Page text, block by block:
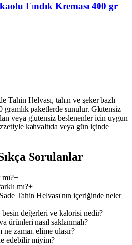
Fındık Kreması 400 gr
Tahin Helvası, tahin ve şeker bazlı
gramlık paketlerde sunulur. Glutensiz
veya glutensiz beslenenler için uygun
kahvaltıda veya gün içinde
Sorulanlar
+
mı?+
Tahin Helvası'nın içeriğinde neler
besin değerleri ve kalorisi nedir?+
ürünleri nasıl saklanmalı?+
zaman elime ulaşır?+
edebilir miyim?+